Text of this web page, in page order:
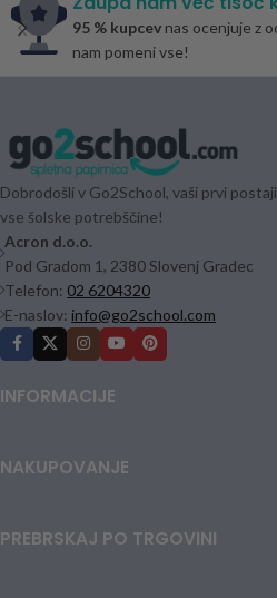
95 % kupcev nas ocenjuje z
nam pomeni vse!
Dobrodošli v Go2School, vaši prvi postaji
vse šolske potrebščine!
Acron d.o.o.
Pod Gradom 1, 2380 Slovenj Gradec
Telefon: 02 6204320
E-naslov: info@go2school.com
INFORMACIJE
NAKUPOVANJE
PREBRSKAJ PO TRGOVINI